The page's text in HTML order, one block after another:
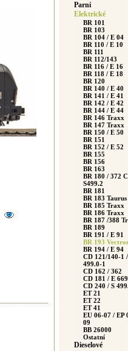
Parní
Elektrické
BR 101
BR 103
BR 104 / E 04
BR 110 / E 10
BR 111
BR 112/143
BR 116 / E 16
BR 118 / E 18
BR 120
BR 140 / E 40
BR 141 / E 41
BR 142 / E 42
BR 144 / E 44
BR 146 Traxx
BR 147 Traxx
BR 150 / E 50
BR 151
BR 152 / E 52
BR 155
BR 156
BR 163
BR 180 / 372
S499.2
BR 181
BR 183 Taurus
BR 185 Traxx
BR 186 Traxx
BR 187 /388
BR 189
BR 191 / E 91
BR 193
BR 194 / E 94
CD 121/140-1
499.0-1
CD 162 / 362
CD 181 / E 669
CD 240 / S
ET 21
ET 22
ET 41
EU 06-07 / EP
09
BB 26000
Ostatní
Dieselové